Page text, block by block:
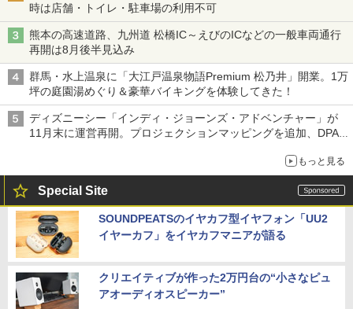
時は店舗・トイレ・駐車場の利用不可
熊本の高速道路、九州道 松橋IC～えびのICなどの一般車両通行
再開は8月後半見込み
群馬・水上温泉に「大江戸温泉物語Premium 松乃井」開業。1万
坪の庭園湯めぐり＆豪華バイキングを体験してきた！
ディズニーシー「インディ・ジョーンズ・アドベンチャー」が
11月末に運営再開。プロジェクションマッピングを追加、DPA
もっと見る
Special Site
SOUNDPEATSのイヤカフ型イヤフォン「UU2
イヤーカフ」をイヤカフマニアが語る
クリエイティブが作った2万円台の“小さなピュ
アオーディオスピーカー”